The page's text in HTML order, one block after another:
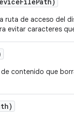
ruta de acceso del
evitar caracteres
contenido que